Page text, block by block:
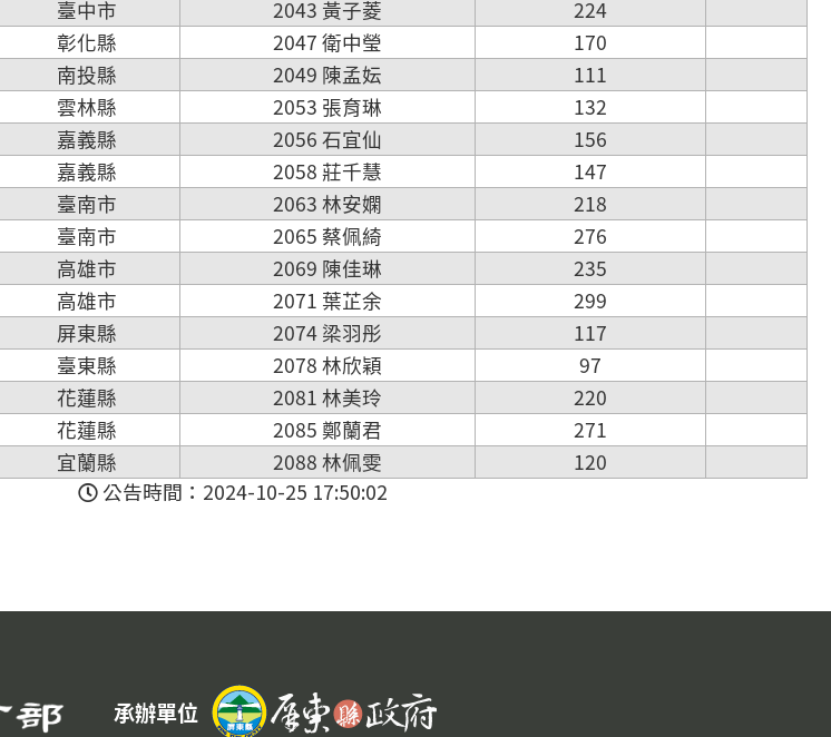
臺中市 2043 黃子菱
224
彰化縣 2047 衛中瑩
170
南投縣 2049 陳孟妘
111
雲林縣 2053 張育琳
132
嘉義縣 2056 石宜仙
156
嘉義縣 2058 莊千慧
147
臺南市 2063 林安嫻
218
臺南市 2065 蔡佩綺
276
高雄市 2069 陳佳琳
235
高雄市 2071 葉芷余
299
屏東縣 2074 梁羽彤
117
臺東縣 2078 林欣穎
97
花蓮縣 2081 林美玲
220
花蓮縣 2085 鄭蘭君
271
宜蘭縣 2088 林佩雯
120
公告時間：2024-10-25 17:50:02
承辦單位